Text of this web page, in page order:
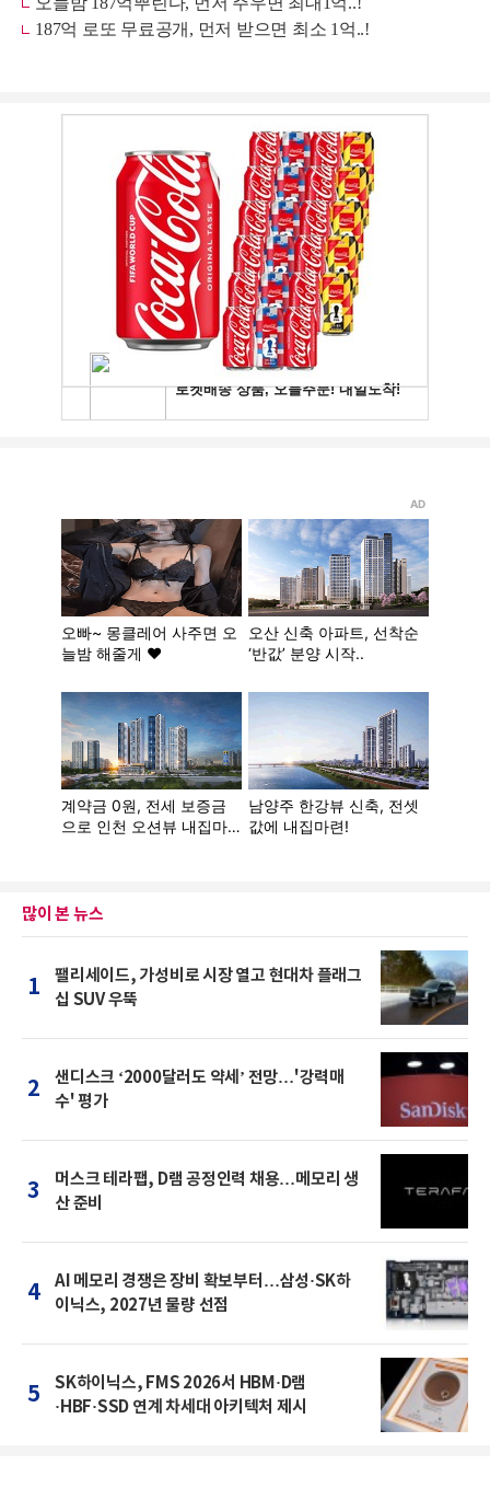
많이 본 뉴스
1
팰리세이드, 가성비로 시장 열고 현대차 플래그
십 SUV 우뚝
2
샌디스크 ‘2000달러도 약세’ 전망…'강력매
수' 평가
3
머스크 테라팹, D램 공정인력 채용…메모리 생
산 준비
4
AI 메모리 경쟁은 장비 확보부터…삼성·SK하
이닉스, 2027년 물량 선점
5
SK하이닉스, FMS 2026서 HBM·D램
·HBF·SSD 연계 차세대 아키텍처 제시